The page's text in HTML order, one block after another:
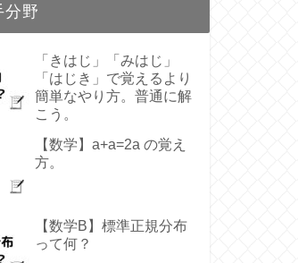
分野
「きはじ」「みはじ」
「はじき」で覚えるより
簡単なやり方。普通に解
こう。
【数学】a+a=2a の覚え
方。
【数学B】標準正規分布
って何？